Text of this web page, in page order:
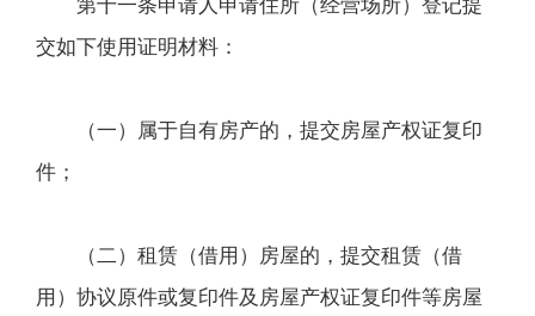
第十一条申请人申请住所（经营场所）登记提
交如下使用证明材料：
（一）属于自有房产的，提交房屋产权证复印
件；
（二）租赁（借用）房屋的，提交租赁（借
用）协议原件或复印件及房屋产权证复印件等房屋